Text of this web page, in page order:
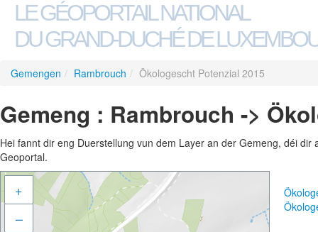
LE GÉOPORTAIL NATIONAL
DU GRAND-DUCHÉ DE
Gemengen / Rambrouch / Ökologescht Potenzial 2015
Gemeng : Rambrouch ->
Hei fannt dir eng Duerstellung vun dem Layer an der Gemeng, déi
Geoportal.
+
–